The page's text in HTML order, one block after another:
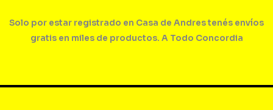
Solo por estar registrado en Casa de Andres tenés envíos
gratis en miles de productos. A Todo Concordia